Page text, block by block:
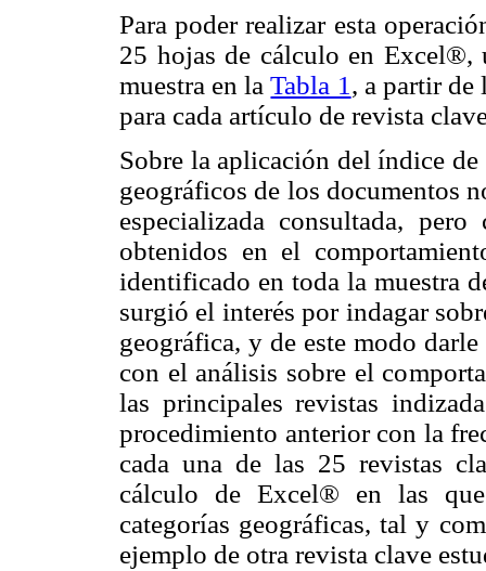
Para poder realizar esta
25 hojas de cálculo en Excel®,
muestra en laTabla 1 , a partir de
para cada artículo de revista
Sobre la aplicación del índice
geográficos de los documentos
especializada consultada,
obtenidos en el
identificado en toda la muestra
surgió el interés por indagar
geográfica, y de este modo
con el análisis sobre el
las principales revistas
procedimiento anterior con la
cada una de las 25 revistas
cálculo de Excel® en las
categorías geográficas, tal y
ejemplo de otra revista clave